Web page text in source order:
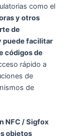
como el
y otros
de
puede facilitar
códigos de
rápido a
de
de
NFC / Sigfox
objetos